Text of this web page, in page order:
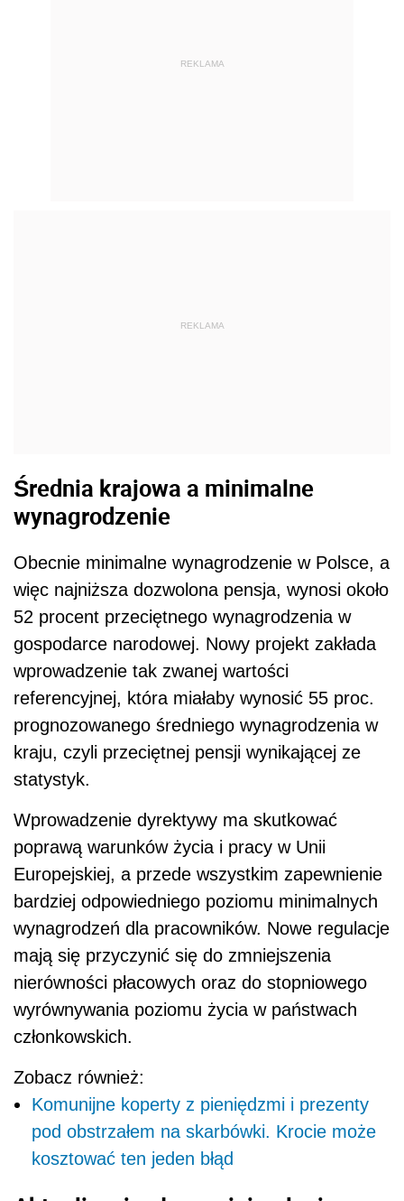
REKLAMA
REKLAMA
Średnia krajowa a minimalne
wynagrodzenie
Obecnie minimalne wynagrodzenie w Polsce, a
więc najniższa dozwolona pensja, wynosi około
52 procent przeciętnego wynagrodzenia w
gospodarce narodowej. Nowy projekt zakłada
wprowadzenie tak zwanej wartości
referencyjnej, która miałaby wynosić 55 proc.
prognozowanego średniego wynagrodzenia w
kraju, czyli przeciętnej pensji wynikającej ze
statystyk.
Wprowadzenie dyrektywy ma skutkować
poprawą warunków życia i pracy w Unii
Europejskiej, a przede wszystkim zapewnienie
bardziej odpowiedniego poziomu minimalnych
wynagrodzeń dla pracowników. Nowe regulacje
mają się przyczynić się do zmniejszenia
nierówności płacowych oraz do stopniowego
wyrównywania poziomu życia w państwach
członkowskich.
Zobacz również:
Komunijne koperty z pieniędzmi i prezenty
pod obstrzałem na skarbówki. Krocie może
kosztować ten jeden błąd